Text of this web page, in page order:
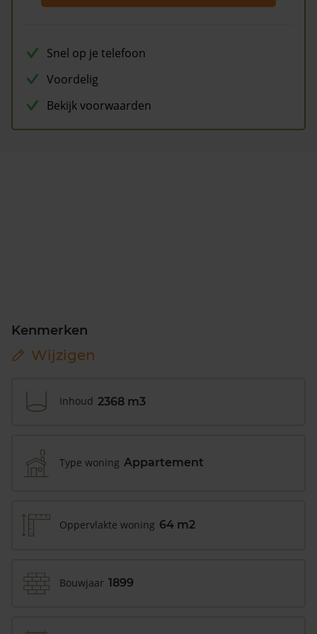
Snel op je telefoon
Voordelig
Bekijk voorwaarden
Kenmerken
Wijzigen
Inhoud 2368 m3
Type woning Appartement
Oppervlakte woning 64 m2
Bouwjaar 1899